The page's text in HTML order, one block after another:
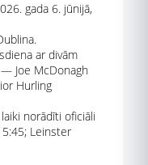
gada 6. jūnijā,
ar divām
Joe McDonagh
Hurling
norādīti oficiāli
Leinster